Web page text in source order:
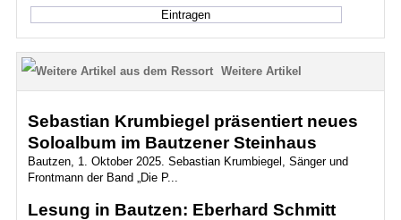
Weitere Artikel
Sebastian Krumbiegel präsentiert neues
Soloalbum im Bautzener Steinhaus
Bautzen, 1. Oktober 2025. Sebastian Krumbiegel, Sänger und
Frontmann der Band „Die P...
Lesung in Bautzen: Eberhard Schmitt